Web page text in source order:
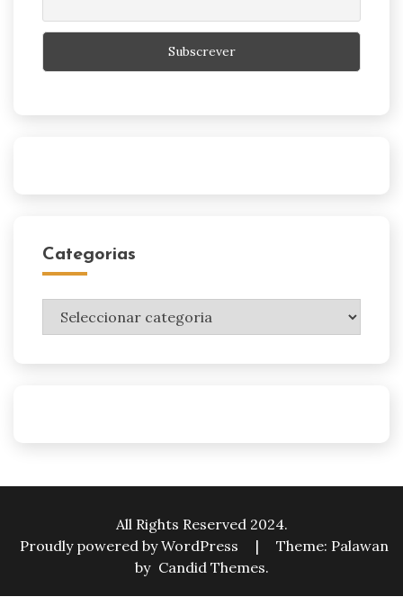
Categorias
Categorias
All Rights Reserved 2024.
Proudly powered by WordPress
|
Theme: Palawan
by Candid Themes.